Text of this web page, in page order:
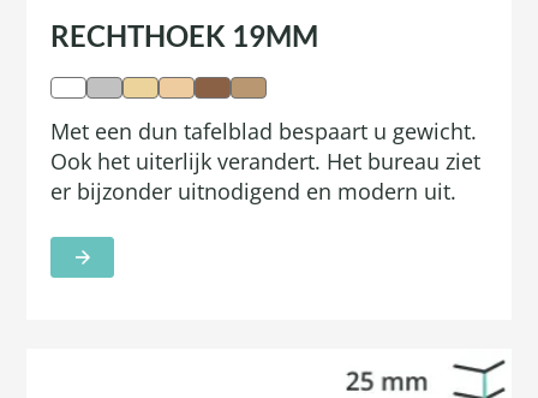
RECHTHOEK 19MM
Met een dun tafelblad bespaart u gewicht.
Ook het uiterlijk verandert. Het bureau ziet
er bijzonder uitnodigend en modern uit.